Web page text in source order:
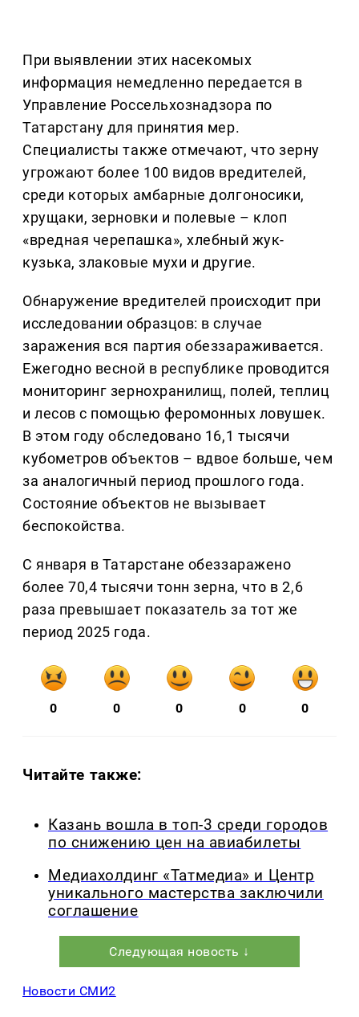
При выявлении этих насекомых
информация немедленно передается в
Управление Россельхознадзора по
Татарстану для принятия мер.
Специалисты также отмечают, что зерну
угрожают более 100 видов вредителей,
среди которых амбарные долгоносики,
хрущаки, зерновки и полевые – клоп
«вредная черепашка», хлебный жук-
кузька, злаковые мухи и другие.
Обнаружение вредителей происходит при
исследовании образцов: в случае
заражения вся партия обеззараживается.
Ежегодно весной в республике проводится
мониторинг зернохранилищ, полей, теплиц
и лесов с помощью феромонных ловушек.
В этом году обследовано 16,1 тысячи
кубометров объектов – вдвое больше, чем
за аналогичный период прошлого года.
Состояние объектов не вызывает
беспокойства.
С января в Татарстане обеззаражено
более 70,4 тысячи тонн зерна, что в 2,6
раза превышает показатель за тот же
период 2025 года.
0 0 0 0 0
Читайте также:
Казань вошла в топ-3 среди городов
по снижению цен на авиабилеты
Медиахолдинг «Татмедиа» и Центр
уникального мастерства заключили
соглашение
Следующая новость ↓
Новости СМИ2